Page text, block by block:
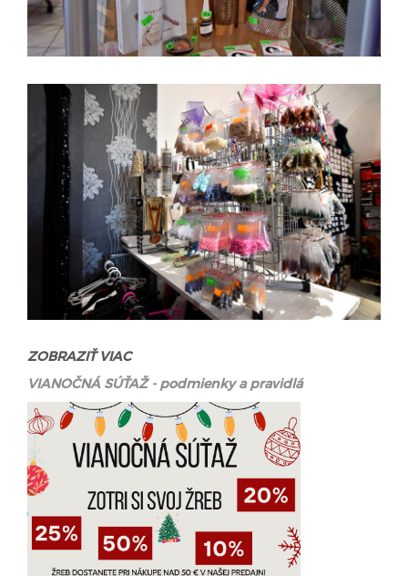
ZOBRAZIŤ VIAC
VIANOČNÁ SÚŤAŽ - podmienky a pravidlá